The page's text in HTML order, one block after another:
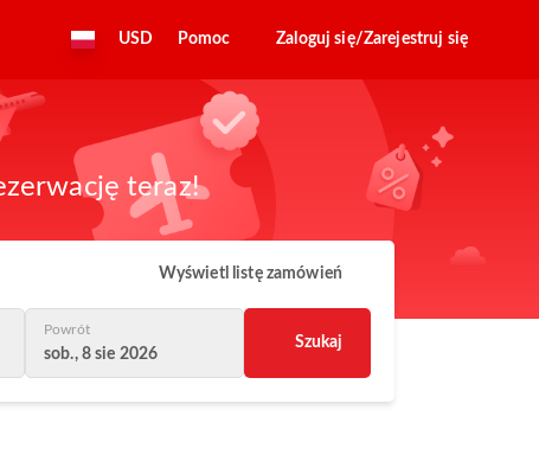
USD Pomoc Zaloguj się/Zarejestruj się
teraz!
Wyświetl listę zamówień
Powrót
sob., 8 sie 2026
Szukaj